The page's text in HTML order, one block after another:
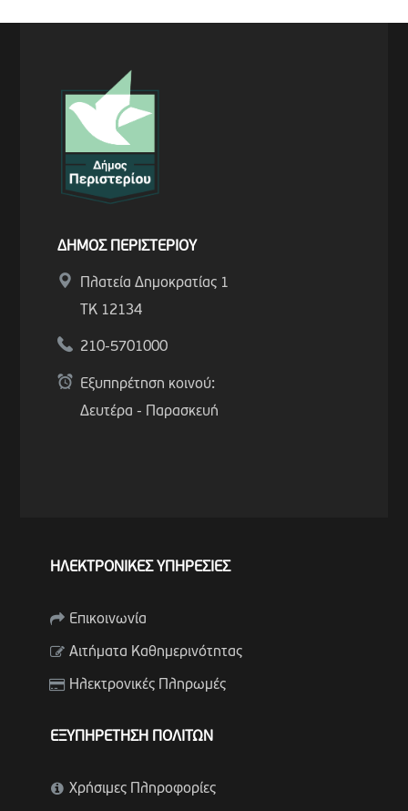
ΔΗΜΟΣ ΠΕΡΙΣΤΕΡΙΟΥ
Πλατεία Δημοκρατίας 1
ΤΚ 12134
210-5701000
Εξυπηρέτηση κοινού:
Δευτέρα - Παρασκευή
ΗΛΕΚΤΡΟΝΙΚΕΣ ΥΠΗΡΕΣΙΕΣ
Επικοινωνία
Αιτήματα Καθημερινότητας
Ηλεκτρονικές Πληρωμές
ΕΞΥΠΗΡΕΤΗΣΗ ΠΟΛΙΤΩΝ
Χρήσιμες Πληροφορίες